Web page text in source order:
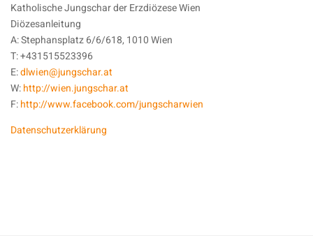
Katholische Jungschar der Erzdiözese Wien
Diözesanleitung
A: Stephansplatz 6/6/618, 1010 Wien
T: +431515523396
E:dlwien@jungschar.at
W:http://wien.jungschar.at
F:http://www.facebook.com/jungscharwien
Datenschutzerklärung